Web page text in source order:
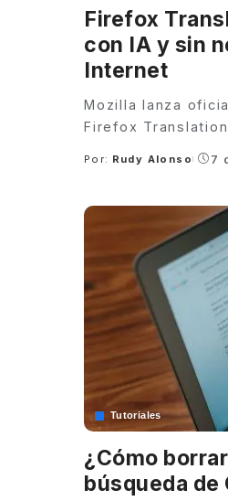
Firefox
con IA y sin
Internet
Mozilla lanza
Firefox
Posted
Por: Rudy Alonso 7
Tutoriales
¿Cómo
búsqueda de